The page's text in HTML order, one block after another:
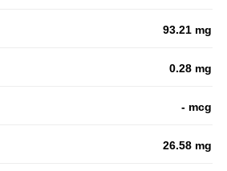
93.21 mg
0.28 mg
- mcg
26.58 mg